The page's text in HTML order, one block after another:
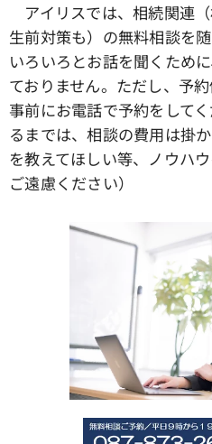
アイリスでは、相続関連
生前対策も）の無料相談を
いろいろとお話を聞くため
ておりません。ただし、予
事前にお電話で予約をして
るまでは、相談の費用は掛
を教えてほしい等、ノウハ
ご遠慮ください）